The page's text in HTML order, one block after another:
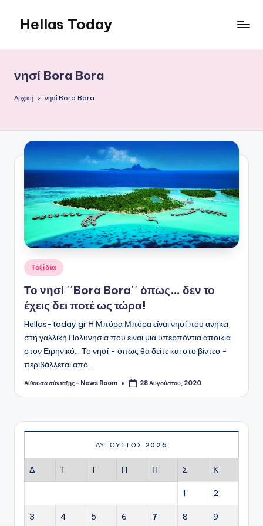
Μετάβαση
περιεχόμενο
Hellas Today
νησί Bora Bora
Αρχική νησί Bora Bora
Αναρτήθηκε
σε
Ταξίδια
Το νησί ΄΄Bora Bora΄΄ όπως… δεν το
έχεις δει ποτέ ως τώρα!
Hellas-today.gr Η Μπόρα Μπόρα είναι νησί που ανήκει
στη γαλλική Πολυνησία που είναι μια υπερπόντια αποικία
στον Ειρηνικό... Το νησί - όπως θα δείτε και στο βίντεο -
περιβάλλεται από…
Συγγραφέας:
Αίθουσα σύνταξης - News Room 28 Αυγούστου, 2020
ΑΎΓΟΥΣΤΟΣ 2026
Δ Τ Τ Π Π Σ Κ
1 2
3 4 5 6 7 8 9